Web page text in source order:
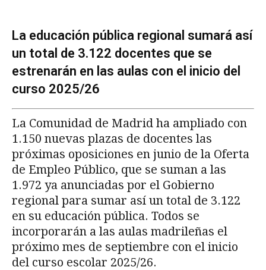
La educación pública regional sumará así
un total de 3.122 docentes que se
estrenarán en las aulas con el inicio del
curso 2025/26
La Comunidad de Madrid ha ampliado con
1.150 nuevas plazas de docentes las
próximas oposiciones en junio de la Oferta
de Empleo Público, que se suman a las
1.972 ya anunciadas por el Gobierno
regional para sumar así un total de 3.122
en su educación pública. Todos se
incorporarán a las aulas madrileñas el
próximo mes de septiembre con el inicio
del curso escolar 2025/26.